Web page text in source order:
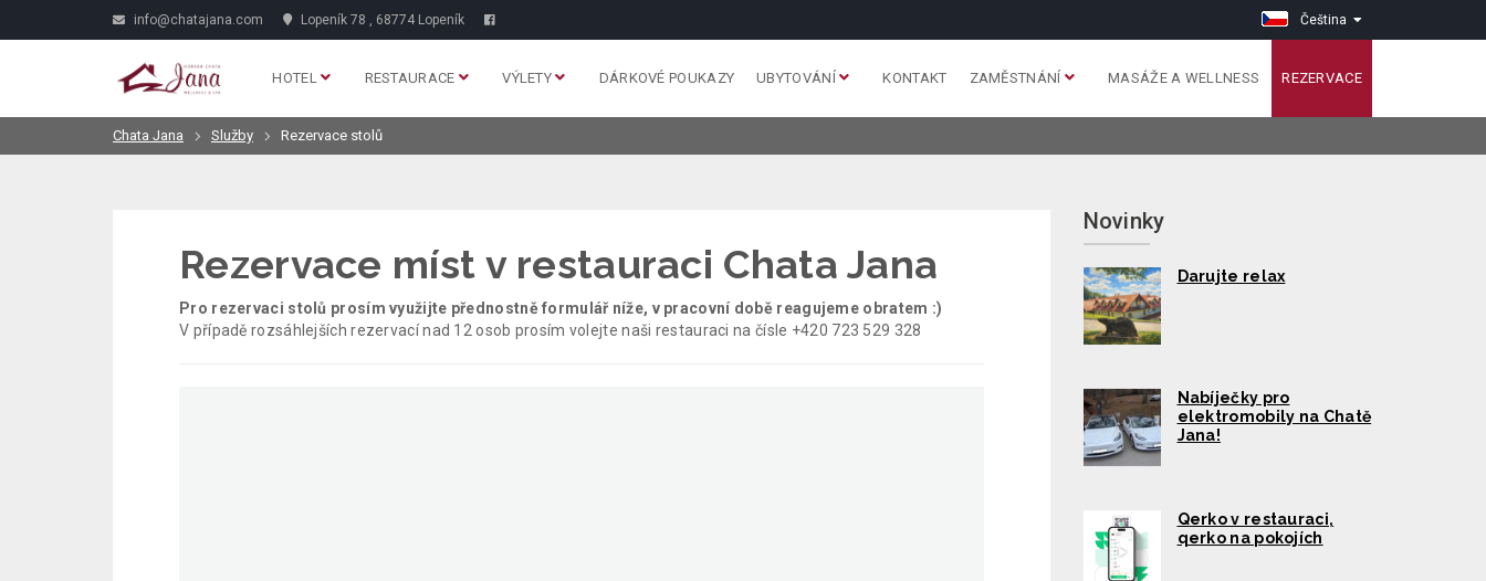
info@chatajana.com Lopeník 78 , 68774 Lopeník Čeština
HOTEL RESTAURACE VÝLETY DÁRKOVÉ POUKAZY UBYTOVÁNÍ KONTAKT ZAMĚSTNÁNÍ MASÁŽE A WELLNESS REZERVACE
Chata Jana Služby Rezervace stolů
Rezervace míst v restauraci Chata Jana
Pro rezervaci stolů prosím využijte přednostně formulář níže, v pracovní době reagujeme obratem :)
V případě rozsáhlejších rezervací nad 12 osob prosím volejte naši restauraci na čísle +420 723 529 328
Novinky
Darujte relax
Nabíječky pro
elektromobily na Chatě
Jana!
Qerko v restauraci,
qerko na pokojích